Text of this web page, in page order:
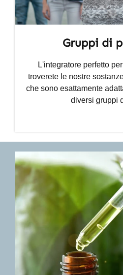
Gruppi di
L'integratore perfetto
troverete le nostre
che sono esattamente
diversi gruppi